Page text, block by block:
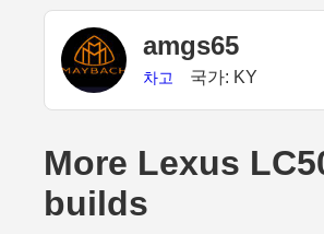
amgs65
차고 국가: KY
More Lexus
builds